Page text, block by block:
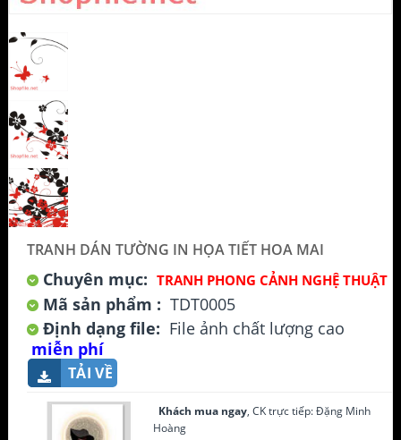
TRANH DÁN TƯỜNG IN HỌA TIẾT HOA MAI
Chuyên mục: TRANH PHONG CẢNH NGHỆ THUẬT
Mã sản phẩm : TDT0005
Định dạng file: File ảnh chất lượng cao
miễn phí
TẢI VỀ
Khách mua ngay, CK trực tiếp: Đặng Minh
Hoàng